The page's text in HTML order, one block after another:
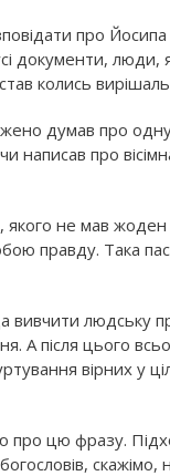
про Йосипа
документи, люди,
колись
думав про
написав про
не мав жоден
правду. Така
людську
А після цього
вірних у
цю фразу.
скажімо,